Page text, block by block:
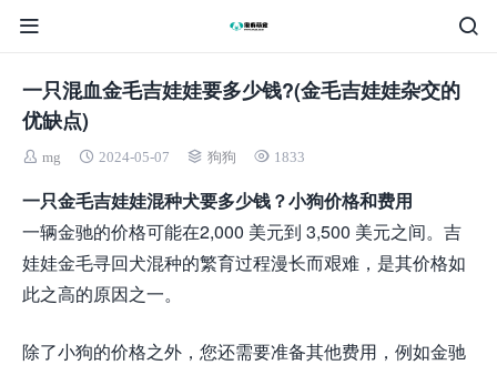
一只混血金毛吉娃娃要多少钱?(金毛吉娃娃杂交的
优缺点)
mg 2024-05-07 狗狗 1833
一只金毛吉娃娃混种犬要多少钱？小狗价格和费用
一辆金驰的价格可能在2,000 美元到 3,500 美元之间。吉
娃娃金毛寻回犬混种的繁育过程漫长而艰难，是其价格如
此之高的原因之一。
除了小狗的价格之外，您还需要准备其他费用，例如金驰